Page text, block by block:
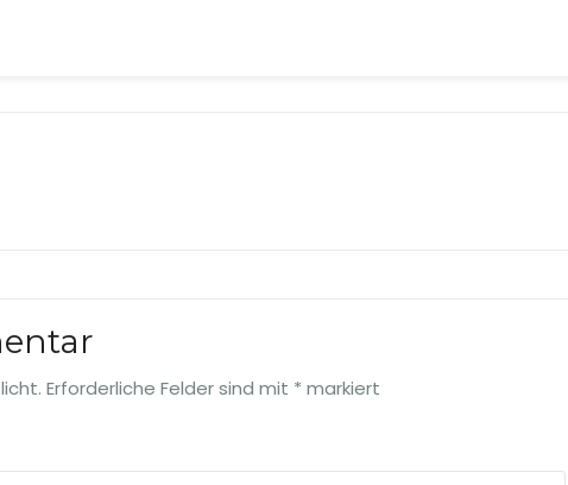
Erforderliche Felder sind mit * markiert